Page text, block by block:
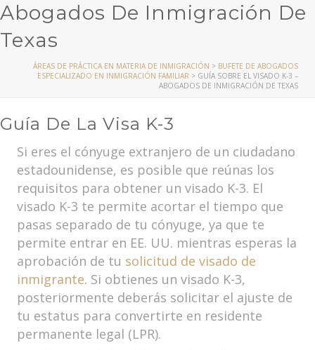
Abogados De Inmigración De
Texas
ÁREAS DE PRÁCTICA EN MATERIA DE INMIGRACIÓN > BUFETE DE ABOGADOS
ESPECIALIZADO EN INMIGRACIÓN FAMILIAR > GUÍA SOBRE EL VISADO K-3 –
ABOGADOS DE INMIGRACIÓN DE TEXAS
Guía De La Visa K-3
Si eres el cónyuge extranjero de un ciudadano
estadounidense, es posible que reúnas los
requisitos para obtener un visado K-3. El
visado K-3 te permite acortar el tiempo que
pasas separado de tu cónyuge, ya que te
permite entrar en EE. UU. mientras esperas la
aprobación de tu solicitud de visado de
inmigrante. Si obtienes un visado K-3,
posteriormente deberás solicitar el ajuste de
tu estatus para convertirte en residente
permanente legal (LPR).